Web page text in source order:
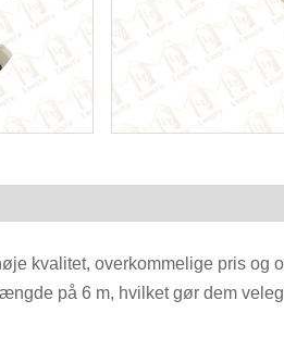
kvalitet, overkommelige pris og
på 6 m, hvilket gør dem